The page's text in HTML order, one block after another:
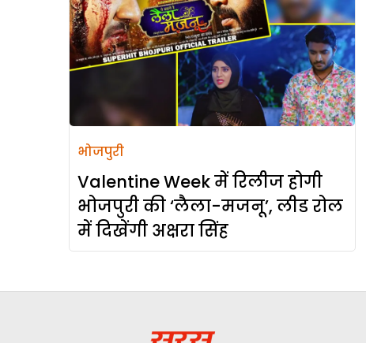
भोजपुरी
Valentine Week में रिलीज होगी
भोजपुरी की ‘लैला-मजनू’, लीड रोल
में दिखेंगी अक्षरा सिंह